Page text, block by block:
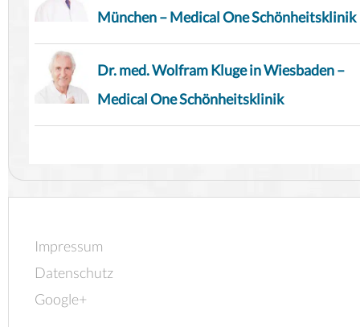
München – Medical One Schönheitsklinik
Dr. med. Wolfram Kluge in Wiesbaden –
Medical One Schönheitsklinik
Impressum
Datenschutz
Google+